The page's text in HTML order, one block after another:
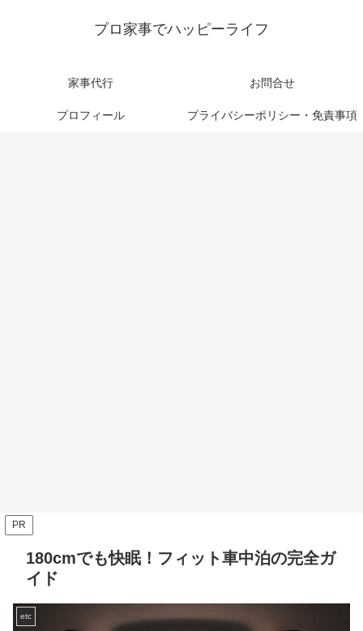
プロ家事でハッピーライフ
家事代行 お問合せ
プロフィール プライバシーポリシー・免責事項
PR
180cmでも快眠！フィット車中泊の完全ガ
イド
etc